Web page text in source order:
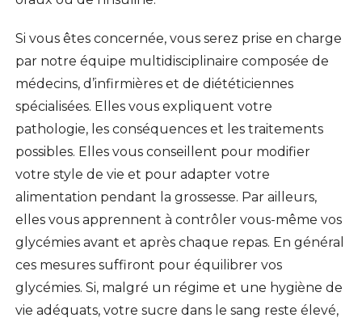
Si vous êtes concernée, vous serez prise en charge
par notre équipe multidisciplinaire composée de
médecins, d’infirmières et de diététiciennes
spécialisées. Elles vous expliquent votre
pathologie, les conséquences et les traitements
possibles. Elles vous conseillent pour modifier
votre style de vie et pour adapter votre
alimentation pendant la grossesse. Par ailleurs,
elles vous apprennent à contrôler vous-même vos
glycémies avant et après chaque repas. En général
ces mesures suffiront pour équilibrer vos
glycémies. Si, malgré un régime et une hygiène de
vie adéquats, votre sucre dans le sang reste élevé,